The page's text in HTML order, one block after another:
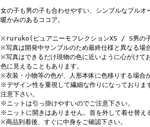
女の子も男の子も合わせやすい、シンプルなプルオ
暖かみのあるココア。
※ruruko(ピュアニーモフレクションXS / S男の
※写真は開発中サンプルのため最終仕様と異なる場
※写真はできるだけ現物の色に近いように心がけて
色に見えることもあります。
※衣装・小物等の色が、人形本体に色移りする場合
※デザイン性を重視して繊細な作りになっており
注意下さい。
※ニットは引っ掛けやすいのでご注意下さい。
※ニットに開きはありません。首を外して着せ替え
※商品到着後、すぐに中身をご確認下さい。